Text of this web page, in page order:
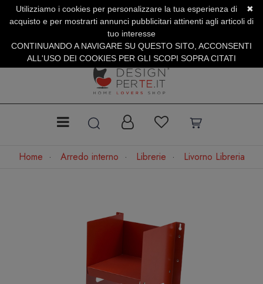
SERVIZIO CLIENTI +39.0773.470.562
SUMMER SALES | Fino al 31 Agosto
Home Arredo interno Librerie Livorno Libreria
✖
Utilizziamo i cookies per personalizzare la tua esperienza di
acquisto e per mostrarti annunci pubblicitari attinenti agli articoli di
tuo interesse
CONTINUANDO A NAVIGARE SU QUESTO SITO, ACCONSENTI
ALL'USO DEI COOKIES PER GLI SCOPI SOPRA CITATI